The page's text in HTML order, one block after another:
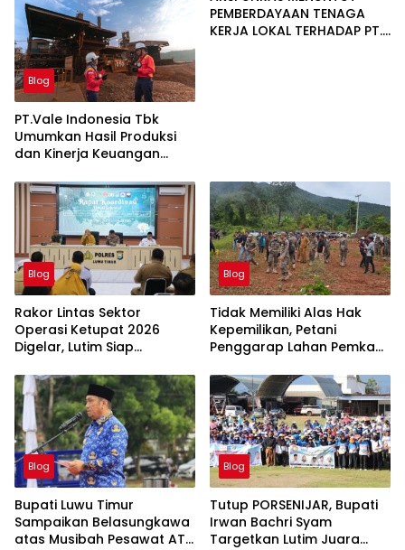
Blog
PT.Vale Indonesia Tbk
Umumkan Hasil Produksi
dan Kinerja Keuangan
PEMBERDAYAAN TENAGA
KERJA LOKAL TERHADAP PT.
Blog
Rakor Lintas Sektor
Operasi Ketupat 2026
Digelar, Lutim Siap
Lebaran
Blog
Tidak Memiliki Alas Hak
Kepemilikan, Petani
Penggarap Lahan Pemkab
Ganti Rugi Tanah
Blog
Bupati Luwu Timur
Sampaikan Belasungkawa
atas Musibah Pesawat ATR
Blog
Tutup PORSENIJAR, Bupati
Irwan Bachri Syam
Targetkan Lutim Juara